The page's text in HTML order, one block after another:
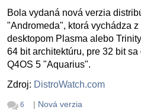
Bola vydaná nová verzia
"Andromeda", ktorá vychádza
desktopom Plasma alebo
64 bit architektúru, pre 32 bit
Q4OS 5 "Aquarius".
Zdroj: DistroWatch.com
6 | Nová verzia